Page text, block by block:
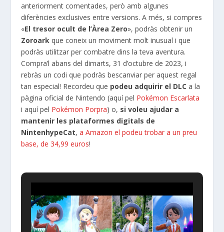
anteriorment comentades, però amb algunes
diferències exclusives entre versions. A més, si compres
«El tresor ocult de l’Àrea Zero», podràs obtenir un
Zoroark que coneix un moviment molt inusual i que
podràs utilitzar per combatre dins la teva aventura.
Compra’l abans del dimarts, 31 d’octubre de 2023, i
rebràs un codi que podràs bescanviar per aquest regal
tan especial! Recordeu que podeu adquirir el DLC a la
pàgina oficial de Nintendo (aquí pel Pokémon Escarlata
i aquí pel Pokémon Porpra) o, si voleu ajudar a
mantenir les plataformes digitals de
NintenhypeCat,a Amazon el podeu trobar a un preu
base, de 34,99 euros!